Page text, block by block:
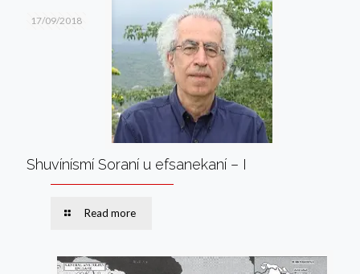
17/09/2018
Shuvínísmí Soraní u efsanekaní – I
Read more